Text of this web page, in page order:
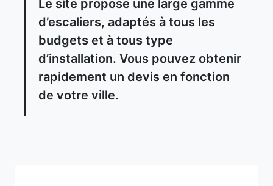
Le site propose une large gamme
d’escaliers, adaptés à tous les
budgets et à tous type
d’installation. Vous pouvez obtenir
rapidement un devis en fonction
de votre ville.